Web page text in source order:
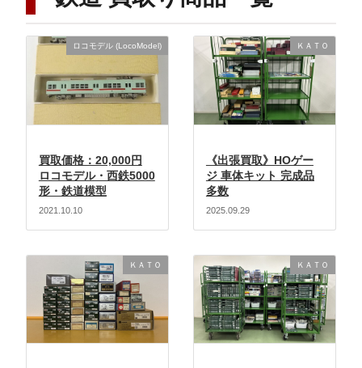
ロコモデル (LocoModel)
買取価格：20,000円
ロコモデル・西鉄5000
形・鉄道模型
2021.10.10
ＫＡＴＯ
《出張買取》HOゲー
ジ 車体キット 完成品
多数
2025.09.29
ＫＡＴＯ ＫＡＴＯ